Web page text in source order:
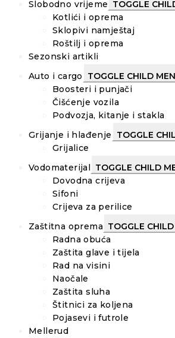
Slobodno vrijeme TOGGLE
Kotlići i oprema
Sklopivi namještaj
Roštilj i oprema
Sezonski artikli
Auto i cargo
TOGGLE CHILD
Boosteri i punjači
Čišćenje vozila
Podvozja, kitanje i stakla
Grijanje i hlađenje
TOGGLE
Grijalice
Vodomaterijal
TOGGLE CHILD
Dovodna crijeva
Sifoni
Crijeva za perilice
Zaštitna oprema TOGGLE
Radna obuća
Zaštita glave i tijela
Rad na visini
Naočale
Zaštita sluha
Štitnici za koljena
Pojasevi i futrole
Mellerud